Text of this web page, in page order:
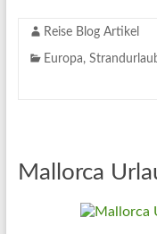
Reise Blog Artikel
Europa,
Mallorca